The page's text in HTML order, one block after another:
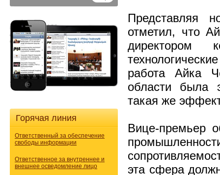
Горячая линия
Ответственный за обеспечение
свободы информации
Ответственное за внутреннее и
внешнее осведомление лицо
Представляя
отметил, что
директором
работа Айка
области была
такая же
Вице-премьер
эта сфера